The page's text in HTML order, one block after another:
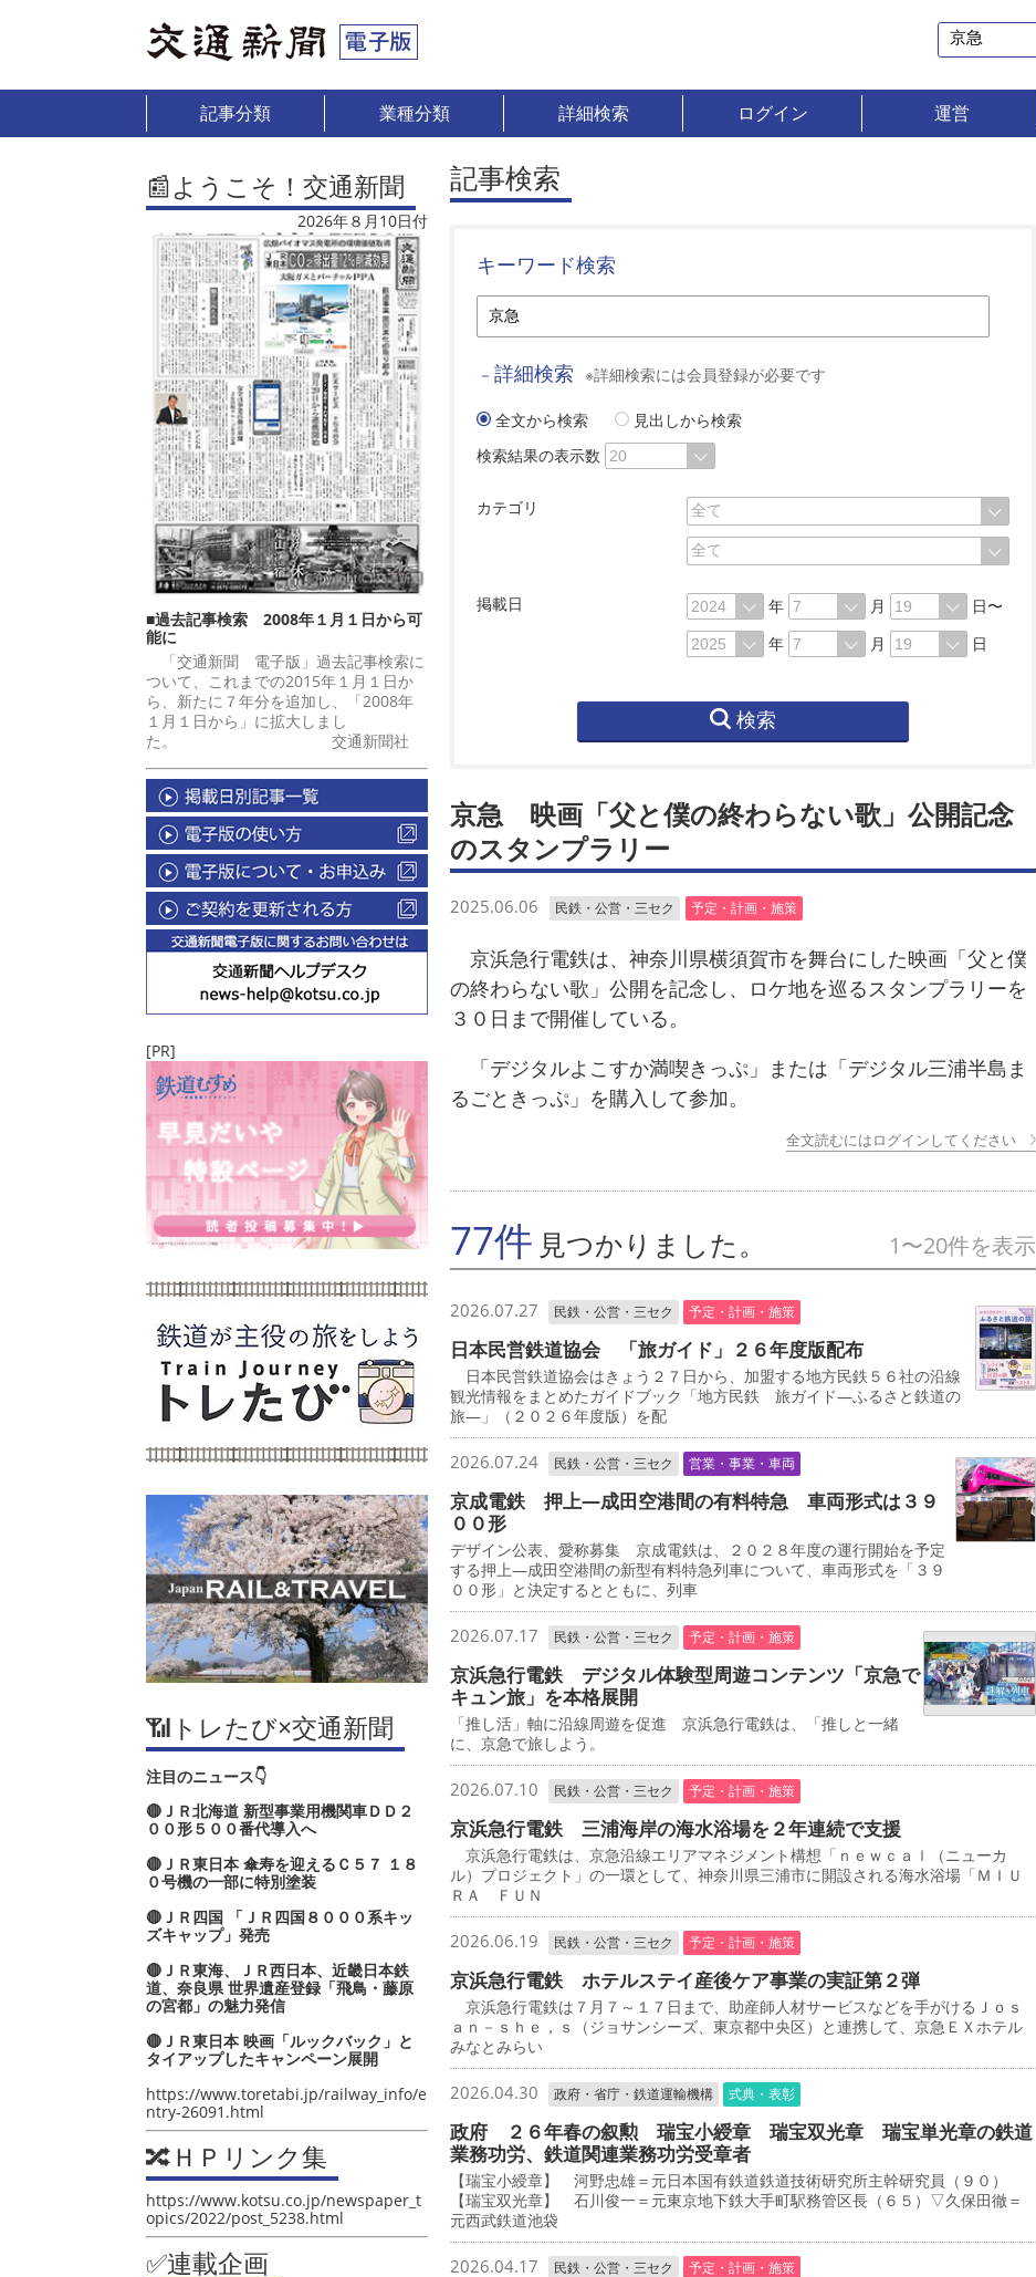
記事分類 業種分類 詳細検索 ログイン 運営
📰ようこそ！交通新聞
2026年８月10日付
■過去記事検索 2008年１月１日から可
能に
「交通新聞 電子版」過去記事検索に
ついて、これまでの2015年１月１日か
ら、新たに７年分を追加し、「2008年
１月１日から」に拡大しまし
た。 交通新聞社
[PR]
📶トレたび×交通新聞
注目のニュース👇
🔴ＪＲ北海道 新型事業用機関車ＤＤ２
００形５００番代導入へ
🔴ＪＲ東日本 傘寿を迎えるＣ５７ １８
０号機の一部に特別塗装
🔴ＪＲ四国 「ＪＲ四国８０００系キッ
ズキャップ」発売
🔴ＪＲ東海、ＪＲ西日本、近畿日本鉄
道、奈良県 世界遺産登録「飛鳥・藤原
の宮都」の魅力発信
🔴ＪＲ東日本 映画「ルックバック」と
タイアップしたキャンペーン展開
https://www.toretabi.jp/railway_info/e
ntry-26091.html
🔀ＨＰリンク集
https://www.kotsu.co.jp/newspaper_t
opics/2022/post_5238.html
✅連載企画
記事検索
キーワード検索
－ 詳細検索 ※詳細検索には会員登録が必要です
全文から検索
見出しから検索
検索結果の表示数
カテゴリ
掲載日 年 月
日〜
年
月 日
検索
京急 映画「父と僕の終わらない歌」公開記念
のスタンプラリー
2025.06.06 民鉄・公営・三セク 予定・計画・施策
京浜急行電鉄は、神奈川県横須賀市を舞台にした映画「父と僕
の終わらない歌」公開を記念し、ロケ地を巡るスタンプラリーを
３０日まで開催している。
「デジタルよこすか満喫きっぷ」または「デジタル三浦半島ま
るごときっぷ」を購入して参加。
全文読むにはログインしてください
77件 見つかりました。 1〜20件を表示
2026.07.27 民鉄・公営・三セク 予定・計画・施策
日本民営鉄道協会 「旅ガイド」２６年度版配布
日本民営鉄道協会はきょう２７日から、加盟する地方民鉄５６社の沿線
観光情報をまとめたガイドブック「地方民鉄 旅ガイド―ふるさと鉄道の
旅―」（２０２６年度版）を配
2026.07.24 民鉄・公営・三セク 営業・事業・車両
京成電鉄 押上―成田空港間の有料特急 車両形式は３９
００形
デザイン公表、愛称募集 京成電鉄は、２０２８年度の運行開始を予定
する押上―成田空港間の新型有料特急列車について、車両形式を「３９
００形」と決定するとともに、列車
2026.07.17 民鉄・公営・三セク 予定・計画・施策
京浜急行電鉄 デジタル体験型周遊コンテンツ「京急で
キュン旅」を本格展開
「推し活」軸に沿線周遊を促進 京浜急行電鉄は、「推しと一緒
に、京急で旅しよう。
2026.07.10 民鉄・公営・三セク 予定・計画・施策
京浜急行電鉄 三浦海岸の海水浴場を２年連続で支援
京浜急行電鉄は、京急沿線エリアマネジメント構想「ｎｅｗｃａｌ（ニューカ
ル）プロジェクト」の一環として、神奈川県三浦市に開設される海水浴場「ＭＩＵ
ＲＡ ＦＵＮ
2026.06.19 民鉄・公営・三セク 予定・計画・施策
京浜急行電鉄 ホテルステイ産後ケア事業の実証第２弾
京浜急行電鉄は７月７～１７日まで、助産師人材サービスなどを手がけるＪｏｓ
ａｎ－ｓｈｅ，ｓ（ジョサンシーズ、東京都中央区）と連携して、京急ＥＸホテル
みなとみらい
2026.04.30 政府・省庁・鉄道運輸機構 式典・表彰
政府 ２６年春の叙勲 瑞宝小綬章 瑞宝双光章 瑞宝単光章の鉄道
業務功労、鉄道関連業務功労受章者
【瑞宝小綬章】 河野忠雄＝元日本国有鉄道鉄道技術研究所主幹研究員（９０）
【瑞宝双光章】 石川俊一＝元東京地下鉄大手町駅務管区長（６５）▽久保田徹＝
元西武鉄道池袋
2026.04.17 民鉄・公営・三セク 予定・計画・施策